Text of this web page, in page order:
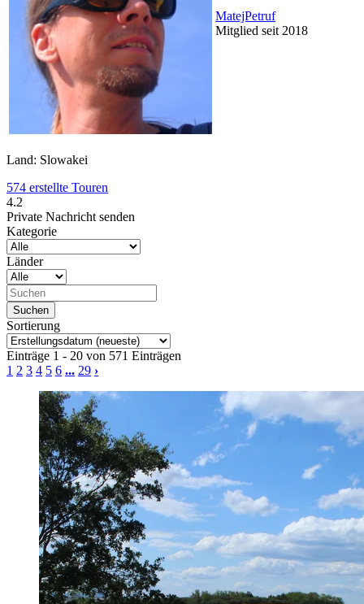
MatejPetruf
Mitglied seit 2018
Land: Slowakei
574 erstellte Touren
4.2
Private Nachricht senden
Kategorie
Länder
Sortierung
Einträge 1 - 20 von 571 Einträgen
1 2 3 4 5 6 ... 29 ›